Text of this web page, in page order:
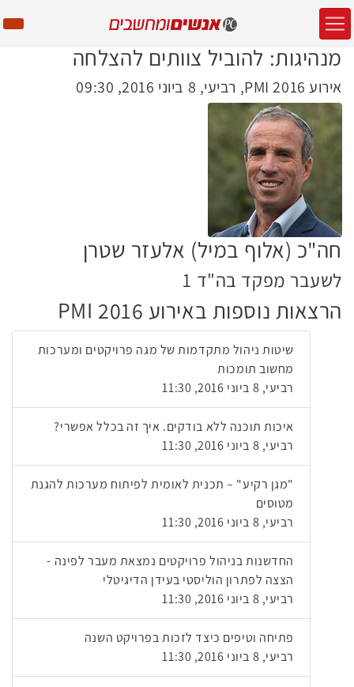
מנהיגות: להוביל צוותים להצלחה
אירוע PMI 2016, רביעי, 8 ביוני 2016, 09:30
חה"כ (אלוף במיל) אלעזר שטרן
לשעבר מפקד בה"ד 1
הרצאות נוספות באירוע PMI 2016
שיטות ניהול מתקדמות של מגה פרויקטים ומערכות
מחשוב תומכות
רביעי, 8 ביוני 2016, 11:30
איכות תוכנה ללא בודקים. איך זה בכלל אפשרי?
רביעי, 8 ביוני 2016, 11:30
"מגן רקיע" – תכנית לאומית לפיתוח מערכות להגנת
מטוסים
רביעי, 8 ביוני 2016, 11:30
החדשנות בניהול פרויקטים נמצאת מעבר לפינה -
הצצה לפתרון הוליסטי בעידן הדיגיטלי
רביעי, 8 ביוני 2016, 11:30
פתיחה וטיפים כיצד לזכות בפרויקט השנה
רביעי, 8 ביוני 2016, 11:30